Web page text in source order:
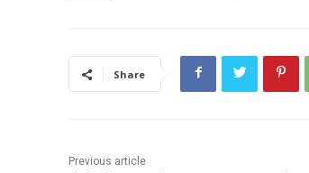
Share
Previous article